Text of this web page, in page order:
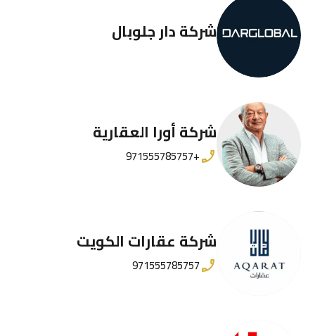
شركة دار جلوبال
شركة أورا العقارية
+971555785757
شركة عقارات الكويت
971555785757